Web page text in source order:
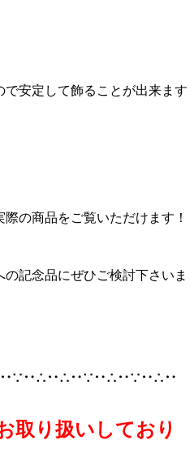
安定して飾ることが出来ます
の商品をご覧いただけます！
記念品にぜひご検討下さいま
取り扱いしており